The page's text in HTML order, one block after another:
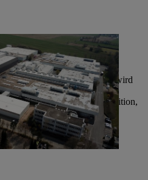
absolviert, wird
Werk kennenlernen.
die Abteilungen Disposition,
Recht.